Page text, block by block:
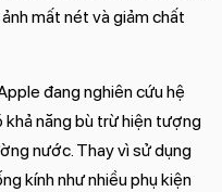
mất nét và giảm chất
đang nghiên cứu hệ
khả năng bù trừ hiện tượng
nước. Thay vì sử dụng
kính như nhiều phụ kiện